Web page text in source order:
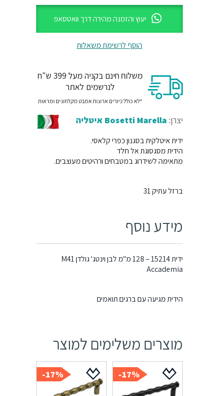
יעוץ והזמנה מהירה דרך וואטסאפ
הוסף לרשימת משאלות
משלוח חינם בקניה מעל 399 ש"ח
לנרשמים לאתר
*לא כולל כיורים ארונות אמבט מקלחונים ומראות
יצרן: Bosetti Marella איטליה
ידית איטלקית בסגנון כפרי קלאסי.
הידית מסגסוגת אל חלד
מתאימה לשידרוג במטבחים ורהיטים מעוצבים.
ברזל עתיק 31
מידע נוסף
ידית 15214 – 128 מ"מ לבן וינטג' גולדן M41
Accademia
הידית מגיעה עם ברגים תואמים
מוצרים משלימים למוצר
17%-
17%-